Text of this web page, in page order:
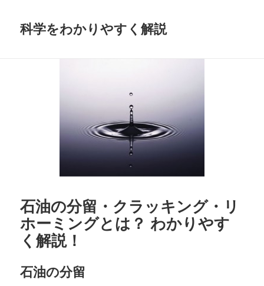
科学をわかりやすく解説
石油の分留・クラッキング・リ
ホーミングとは？ わかりやす
く解説！
石油の分留